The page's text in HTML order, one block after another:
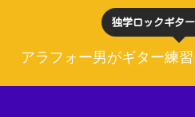
独学ロックギタ
アラフォー男がギター練